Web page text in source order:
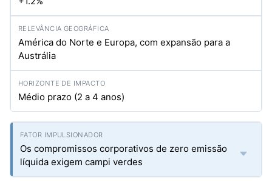
América do Norte e Europa, com expansão para a
Austrália
Médio prazo (2 a 4 anos)
Os compromissos corporativos de zero emissão
líquida exigem campi verdes